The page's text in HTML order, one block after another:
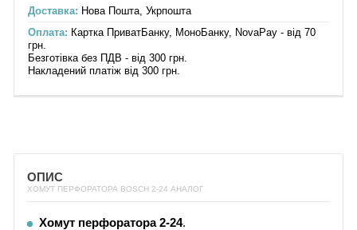
Доставка: Нова Пошта, Укрпошта
Оплата: Картка ПриватБанку, МоноБанку, NovaPay - від 70
грн.
Безготівка без ПДВ - від 300 грн.
Накладений платіж від 300 грн.
ОПИС
ХОМУТ ПЕРФОРАТОРА BOSCH 2-24 АНАЛОГ
Хомут перфоратора 2-24.